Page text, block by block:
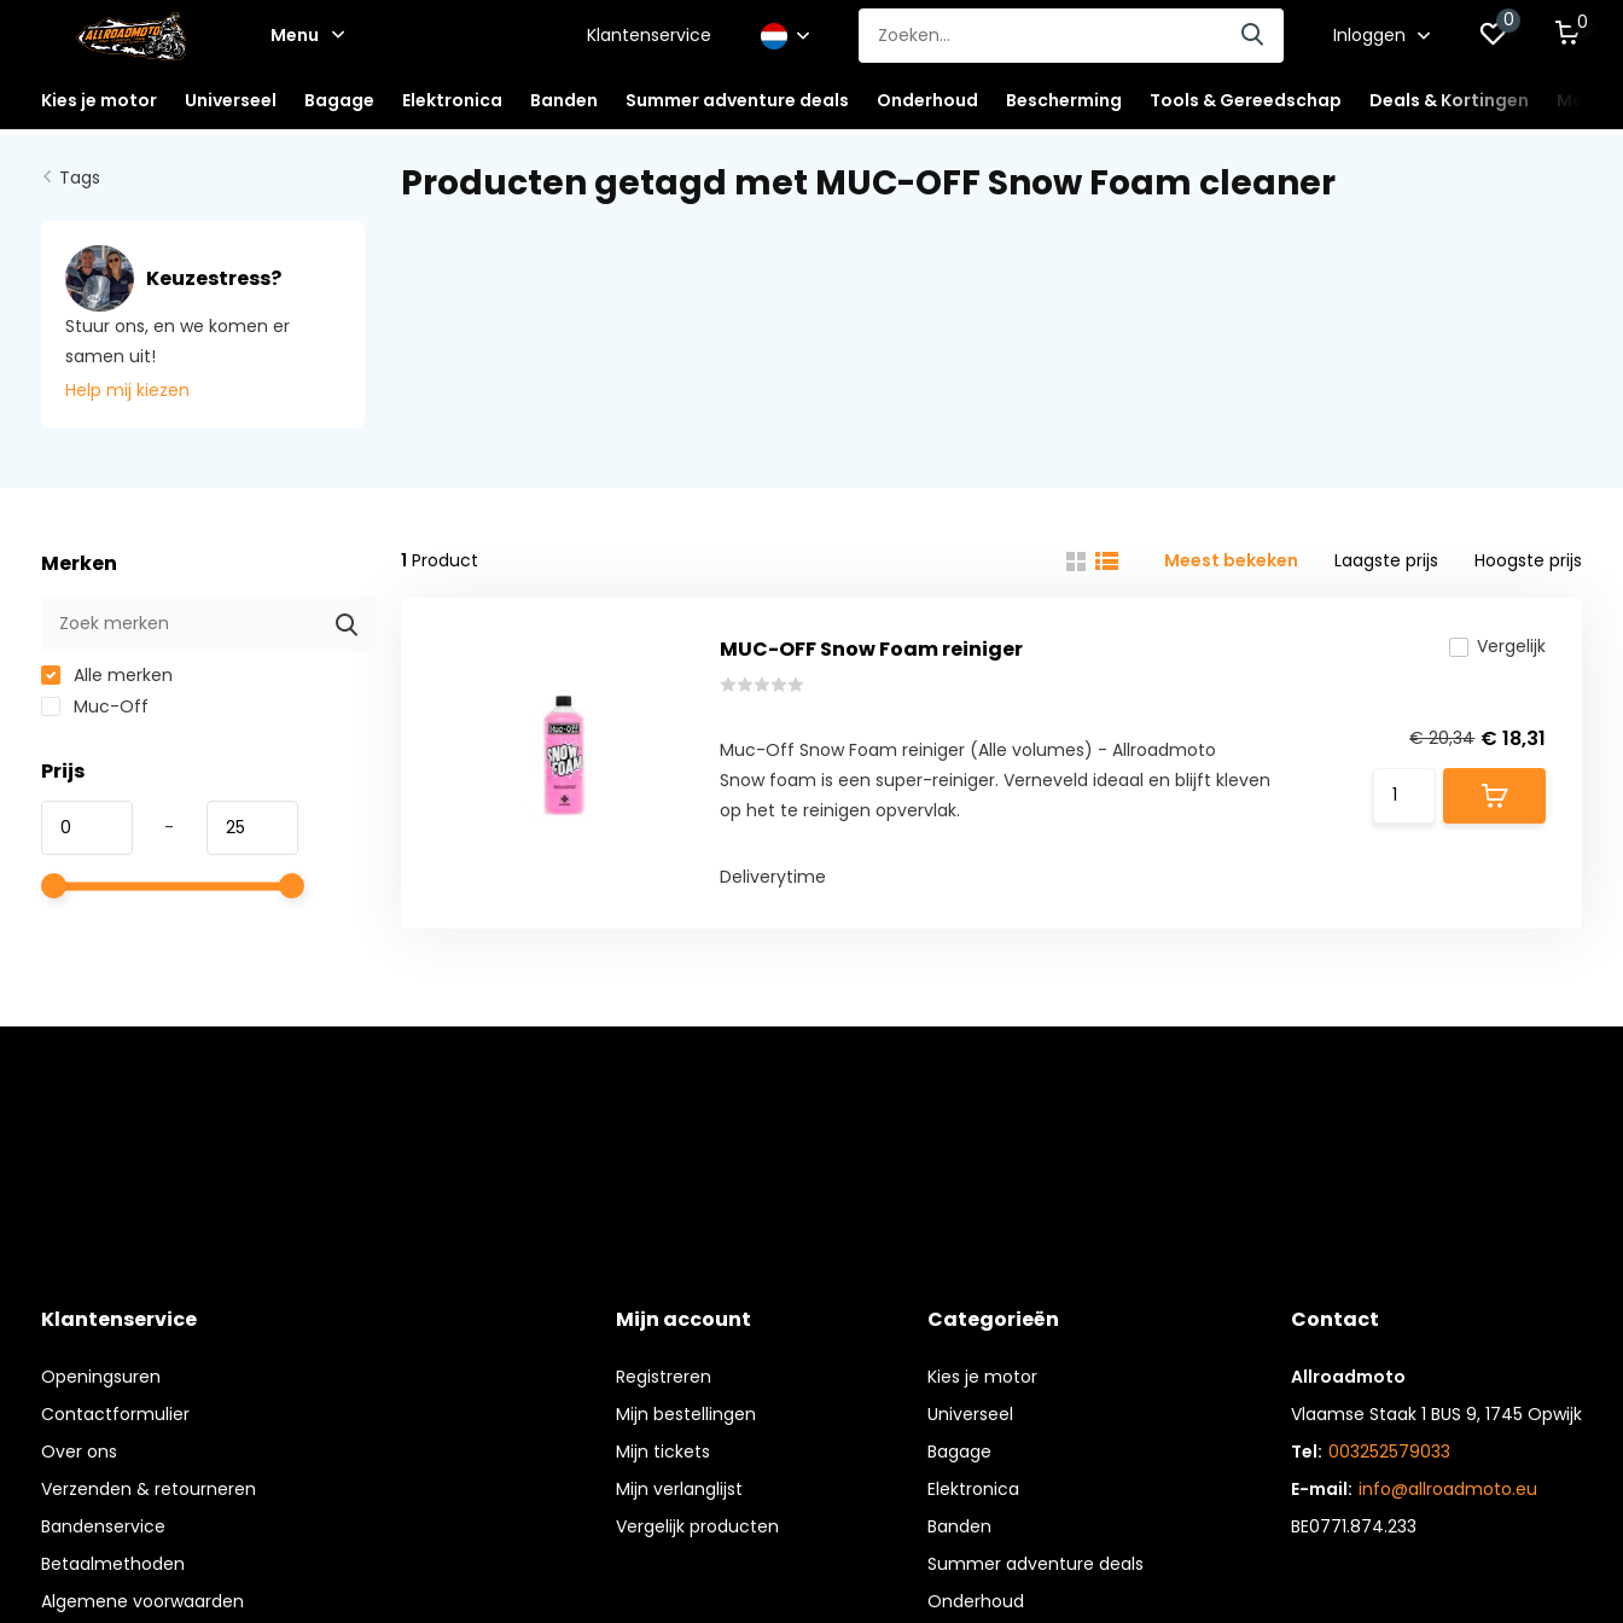
Menu Klantenservice Inloggen
0 0
Kies je motor Universeel Bagage Elektronica Banden Summer adventure deals Onderhoud Bescherming Tools & Gereedschap Deals & Kortingen
Tags
Keuzestress?
Stuur ons, en we komen er
samen uit!
Help mij kiezen
Producten getagd met MUC-OFF Snow Foam cleaner
Merken
Alle merken
Muc-Off
Prijs
-
1 Product Meest bekeken Laagste prijs Hoogste prijs
MUC-OFF Snow Foam reiniger
Muc-Off Snow Foam reiniger (Alle volumes) - Allroadmoto
Snow foam is een super-reiniger. Verneveld ideaal en blijft kleven
op het te reinigen opvervlak.
Deliverytime
Vergelijk
€ 20,34 € 18,31
Klantenservice
Openingsuren
Contactformulier
Over ons
Verzenden & retourneren
Bandenservice
Betaalmethoden
Algemene voorwaarden
Mijn account
Registreren
Mijn bestellingen
Mijn tickets
Mijn verlanglijst
Vergelijk producten
Categorieën
Kies je motor
Universeel
Bagage
Elektronica
Banden
Summer adventure deals
Onderhoud
Contact
Allroadmoto
Vlaamse Staak 1 BUS 9, 1745 Opwijk
Tel: 003252579033
E-mail: info@allroadmoto.eu
BE0771.874.233